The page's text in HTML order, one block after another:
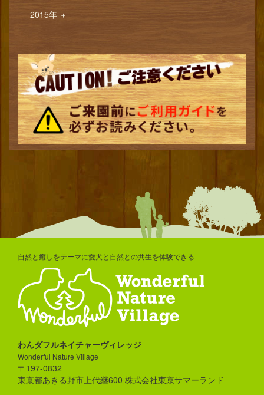
2015年 ＋
自然と癒しをテーマに愛犬と自然との共生を体験できる
わんダフルネイチャーヴィレッジ
Wonderful Nature Village
〒197-0832
東京都あきる野市上代継600 株式会社東京サマーランド